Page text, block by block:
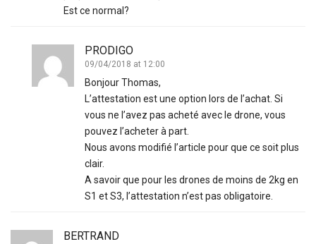
Est ce normal?
PRODIGO
09/04/2018 at 12:00
Bonjour Thomas,
L’attestation est une option lors de l’achat. Si
vous ne l’avez pas acheté avec le drone, vous
pouvez l’acheter à part.
Nous avons modifié l’article pour que ce soit plus
clair.
A savoir que pour les drones de moins de 2kg en
S1 et S3, l’attestation n’est pas obligatoire.
BERTRAND